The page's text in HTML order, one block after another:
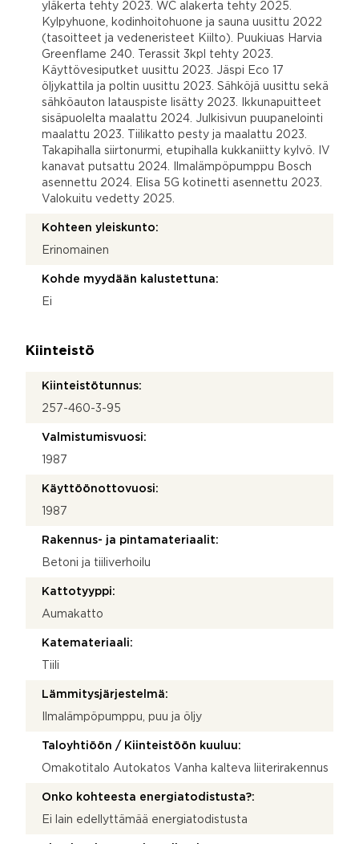
yläkerta tehty 2023. WC alakerta tehty 2025.
Kylpyhuone, kodinhoitohuone ja sauna uusittu 2022
(tasoitteet ja vedeneristeet Kiilto). Puukiuas Harvia
Greenflame 240. Terassit 3kpl tehty 2023.
Käyttövesiputket uusittu 2023. Jäspi Eco 17
öljykattila ja poltin uusittu 2023. Sähköjä uusittu sekä
sähköauton latauspiste lisätty 2023. Ikkunapuitteet
sisäpuolelta maalattu 2024. Julkisivun puupanelointi
maalattu 2023. Tiilikatto pesty ja maalattu 2023.
Takapihalla siirtonurmi, etupihalla kukkaniitty kylvö. IV
kanavat putsattu 2024. Ilmalämpöpumppu Bosch
asennettu 2024. Elisa 5G kotinetti asennettu 2023.
Valokuitu vedetty 2025.
Kohteen yleiskunto:
Erinomainen
Kohde myydään kalustettuna:
Ei
Kiinteistö
Kiinteistötunnus:
257-460-3-95
Valmistumisvuosi:
1987
Käyttöönottovuosi:
1987
Rakennus- ja pintamateriaalit:
Betoni ja tiiliverhoilu
Kattotyyppi:
Aumakatto
Katemateriaali:
Tiili
Lämmitysjärjestelmä:
Ilmalämpöpumppu, puu ja öljy
Taloyhtiöön / Kiinteistöön kuuluu:
Omakotitalo Autokatos Vanha kalteva liiterirakennus
Onko kohteesta energiatodistusta?:
Ei lain edellyttämää energiatodistusta